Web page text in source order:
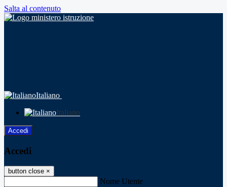
Salta al contenuto
Italiano
Italiano
Accedi
Accedi
button close ×
Nome Utente